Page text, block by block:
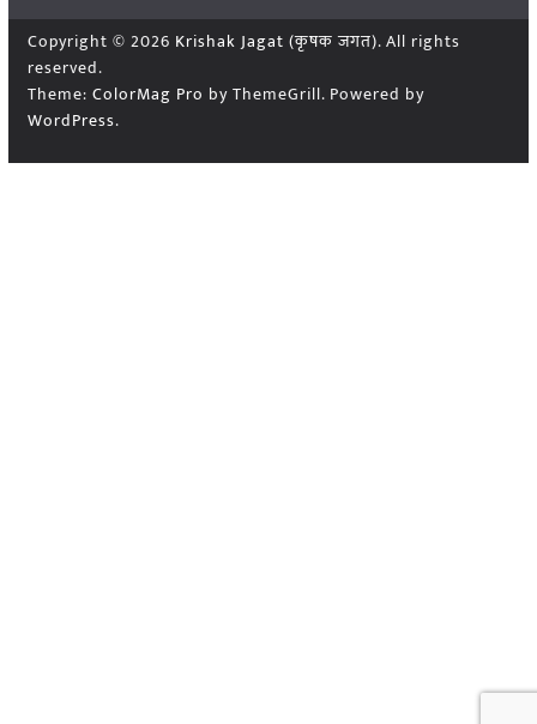
Copyright © 2026 Krishak Jagat (कृषक जगत). All rights
reserved.
Theme: ColorMag Pro by ThemeGrill. Powered by
WordPress.